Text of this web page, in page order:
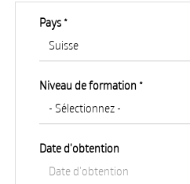
Pays *
Niveau de formation *
Date d'obtention